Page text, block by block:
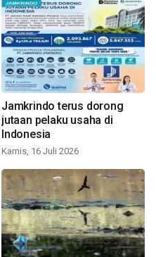
Jamkrindo terus dorong
jutaan pelaku usaha di
Indonesia
Kamis, 16 Juli 2026